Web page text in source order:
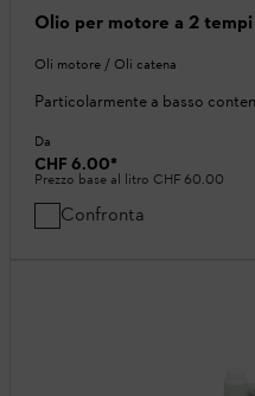
Olio per motore a 2
Oli motore / Oli catena
Particolarmente a basso
Da
CHF 6.00*
Prezzo base al litro CHF 60.00
Confronta